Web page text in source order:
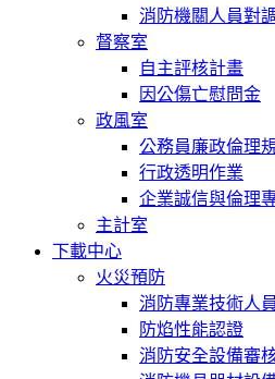
消防機關人員對
督察室
自主評核計畫
因公傷亡慰問金
政風室
公務員廉政倫理
行政透明作業
企業誠信與倫理
主計室
下載中心
火災預防
消防專業技術人員
防焰性能認證
消防安全設備審